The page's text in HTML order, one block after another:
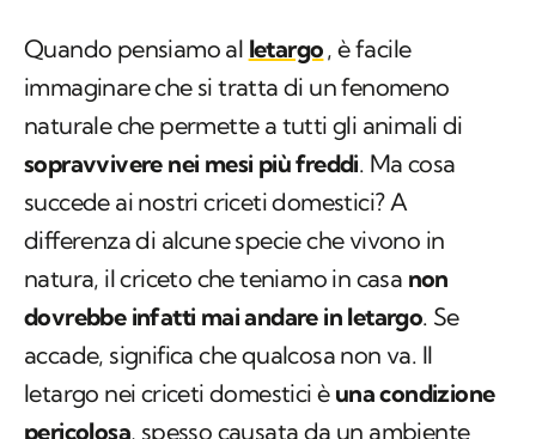
Quando pensiamo al letargo, è facile
immaginare che si tratta di un fenomeno
naturale che permette a tutti gli animali di
sopravvivere nei mesi più freddi. Ma cosa
succede ai nostri criceti domestici? A
differenza di alcune specie che vivono in
natura, il criceto che teniamo in casa non
dovrebbe infatti mai andare in letargo. Se
accade, significa che qualcosa non va. Il
letargo nei criceti domestici è una condizione
pericolosa, spesso causata da un ambiente